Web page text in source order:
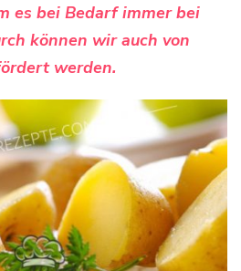
es bei Bedarf immer bei
können wir auch von
werden.